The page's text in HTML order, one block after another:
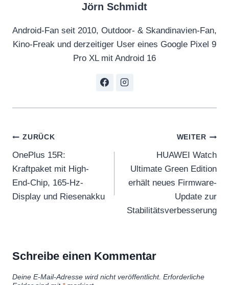
t
h
n
n
Jörn Schmidt
Android-Fan seit 2010, Outdoor- & Skandinavien-Fan,
Kino-Freak und derzeitiger User eines Google Pixel 9
Pro XL mit Android 16
Beitragsnavigation
ZURÜCK
OnePlus 15R:
Kraftpaket mit High-
End-Chip, 165-Hz-
Display und Riesenakku
WEITER
HUAWEI Watch
Ultimate Green Edition
erhält neues Firmware-
Update zur
Stabilitätsverbesserung
Schreibe einen Kommentar
Deine E-Mail-Adresse wird nicht veröffentlicht. Erforderliche